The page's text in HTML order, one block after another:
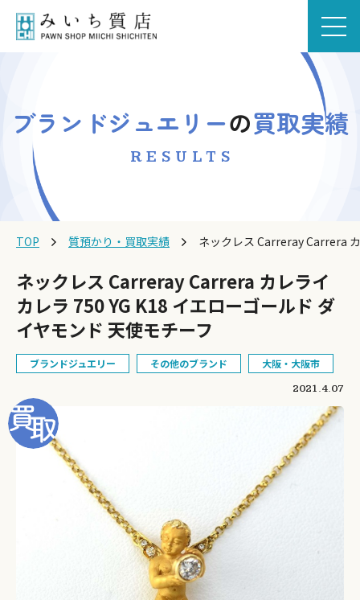
ブランドジュエリーの買取実績
RESULTS
TOP 質預かり・買取実績 ネックレス Carreray Carrera
ネックレス Carreray Carrera カレライ
カレラ 750 YG K18 イエローゴールド ダ
イヤモンド 天使モチーフ
ブランドジュエリー その他のブランド 大阪・大阪市
2021.4.07